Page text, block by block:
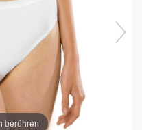
berühren